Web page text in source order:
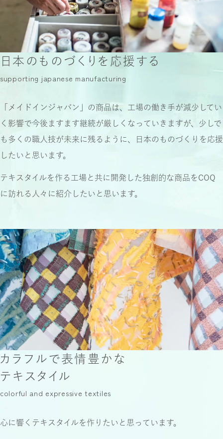
日本のものづくりを応援する
supporting japanese manufacturing
「メイドインジャパン」の商品は、
工場の働き手が減少してい
く影響で今後ますます継続が厳しくなっていきますが、 少しで
も多くの職人技が未来に残るように、
日本のものづくりを応援
したいと思います。
テキスタイルを作る工場と共に開発した独創的な商品をCOQ
に訪れる人々に紹介したいと思います。
カラフルで表情豊かな
テキスタイル
colorful and expressive textiles
心に響くテキスタイルを作りたいと思っています。